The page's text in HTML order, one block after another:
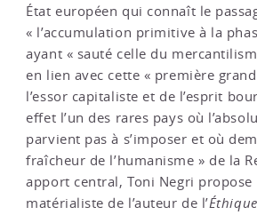
État européen qui connaît le
« l’accumulation primitive à la
ayant « sauté celle du
en lien avec cette « première
l’essor capitaliste et de l’esprit
effet l’un des rares pays où
parvient pas à s’imposer et où
fraîcheur de l’humanisme » de la
apport central, Toni Negri propose
matérialiste de l’auteur de l’Éthique